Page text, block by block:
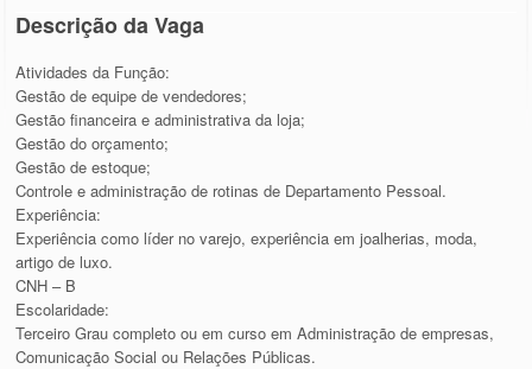
Descrição da Vaga
Atividades da Função:
Gestão de equipe de vendedores;
Gestão financeira e administrativa da loja;
Gestão do orçamento;
Gestão de estoque;
Controle e administração de rotinas de Departamento Pessoal.
Experiência:
Experiência como líder no varejo, experiência em joalherias, moda,
artigo de luxo.
CNH – B
Escolaridade:
Terceiro Grau completo ou em curso em Administração de empresas,
Comunicação Social ou Relações Públicas.